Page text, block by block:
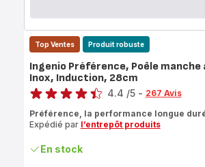
Top Ventes Produit robuste
Ingenio Préférence, Poêle manche
Inox, Induction, 28cm
Note
4.4 /5 - 267 Avis
Préférence, la performance longue
Expédié par l’entrepôt produits
En stock